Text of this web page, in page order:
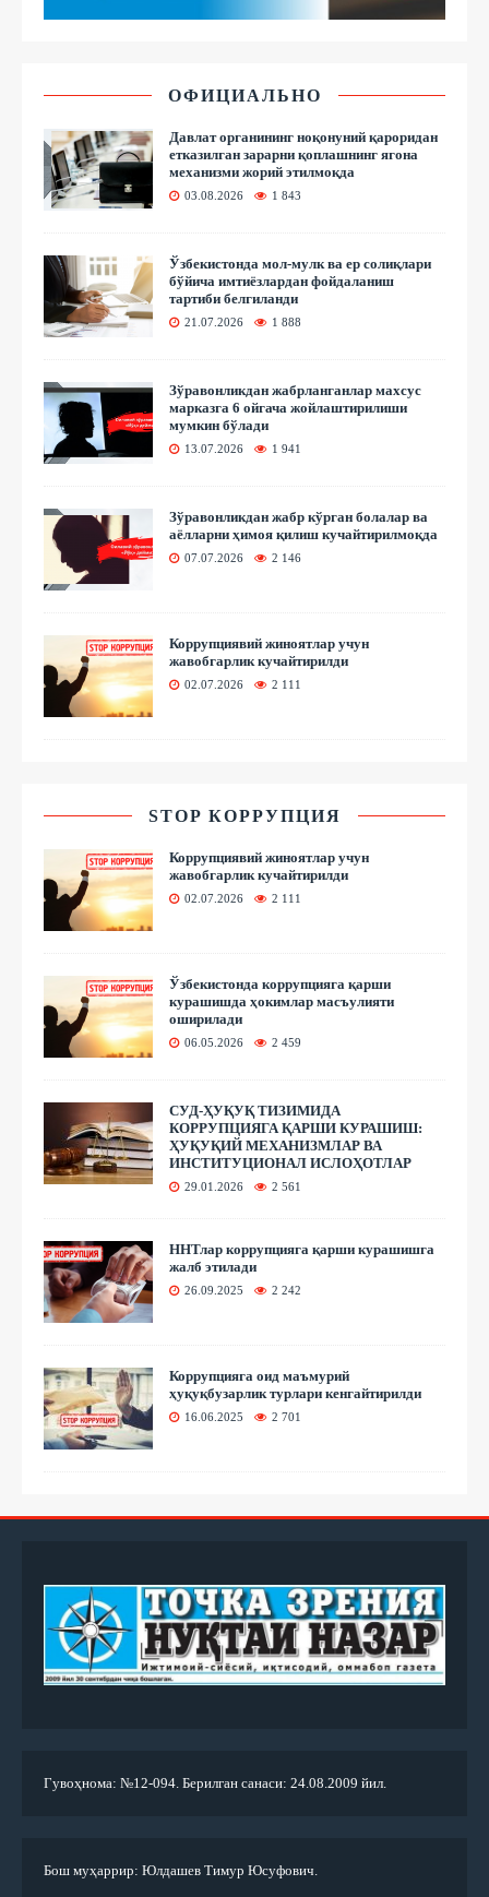
ОФИЦИАЛЬНО
Давлат органининг ноқонуний қароридан
етказилган зарарни қоплашнинг ягона
механизми жорий этилмоқда
03.08.2026 1 843
Ўзбекистонда мол-мулк ва ер солиқлари
бўйича имтиёзлардан фойдаланиш
тартиби белгиланди
21.07.2026 1 888
Зўравонликдан жабрланганлар махсус
марказга 6 ойгача жойлаштирилиши
мумкин бўлади
13.07.2026 1 941
Зўравонликдан жабр кўрган болалар ва
аёлларни ҳимоя қилиш кучайтирилмоқда
07.07.2026 2 146
Коррупциявий жиноятлар учун
жавобгарлик кучайтирилди
02.07.2026 2 111
STOP КОРРУПЦИЯ
Коррупциявий жиноятлар учун
жавобгарлик кучайтирилди
02.07.2026 2 111
Ўзбекистонда коррупцияга қарши
курашишда ҳокимлар масъулияти
оширилади
06.05.2026 2 459
СУД-ҲУҚУҚ ТИЗИМИДА
КОРРУПЦИЯГА ҚАРШИ КУРАШИШ:
ҲУҚУҚИЙ МЕХАНИЗМЛАР ВА
ИНСТИТУЦИОНАЛ ИСЛОҲОТЛАР
29.01.2026 2 561
ННТлар коррупцияга қарши курашишга
жалб этилади
26.09.2025 2 242
Коррупцияга оид маъмурий
ҳуқуқбузарлик турлари кенгайтирилди
16.06.2025 2 701
Гувоҳнома: №12-094. Берилган санаси: 24.08.2009 йил.
Бош муҳаррир: Юлдашев Тимур Юсуфович.